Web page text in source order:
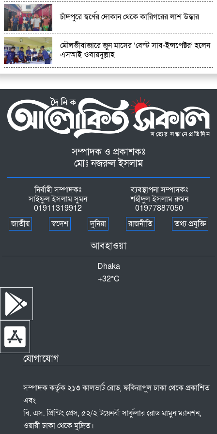
চাঁদপুরে স্বর্ণের দোকান থেকে কারিগরের লাশ উদ্ধার
মৌলভীবাজারে জুন মাসের ‘বেস্ট সাব-ইন্সপেক্টর’ হলেন
এসআই ওবায়দুল্লাহ
সম্পাদক ও প্রকাশকঃ
মোঃ নজরুল ইসলাম
নির্বাহী সম্পাদকঃ
সাইফুল ইসলাম সুমন
01911319912
ব্যবস্থাপনা সম্পাদকঃ
শহীদুল ইসলাম রুমন
01977887050
জাতীয়
স্বদেশ দুনিয়া রাজনীতি তথ্য প্রযুক্তি
আবহাওয়া
Dhaka
+32°C
যোগাযোগ
সম্পাদক কর্তৃক ২১৩ কালভার্ট রোড, ফকিরাপুল ঢাকা থেকে প্রকাশিত
এবং
বি. এস. প্রিন্টিং প্রেস, ৫২/২ টয়েনবী সার্কুলার রোড মামুন ম্যানশন,
ওয়ারী ঢাকা থেকে মুদ্রিত।